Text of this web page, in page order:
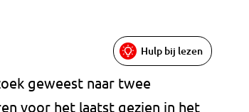
Hulp bij lezen
geweest naar twee
voor het laatst gezien in het